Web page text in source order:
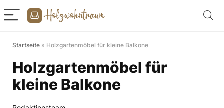
Startseite » Holzgartenmöbel für kleine Balkone
Holzgartenmöbel für
kleine Balkone